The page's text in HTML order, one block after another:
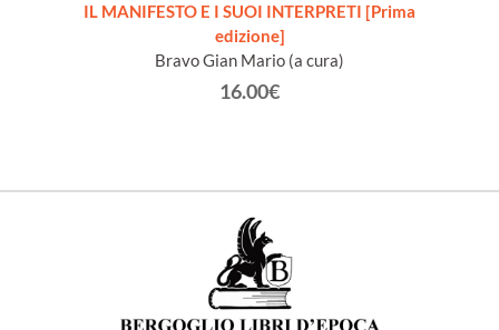
IL MANIFESTO E I SUOI INTERPRETI [Prima
edizione]
Bravo Gian Mario (a cura)
16.00€